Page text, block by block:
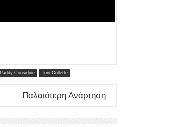
Paddy Considine Toni Collette
Παλαιότερη Ανάρτηση